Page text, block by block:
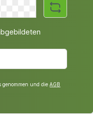
genommen und dieAGB